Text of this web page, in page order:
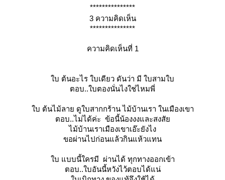
***************
3 ความคิดเห็น
***************
ความคิดเห็นที่ 1
บ ต้นอะไร ใบเดียว ดันว่า มี ใบสามใบ
ตอบ..ใบตองนั่นไงใช่ไหมพี่
บ ต้นไม้ลาย ดูใบสากกร้าน ไม้บ้านเรา ในเมืองเขา
ตอบ..ไม่ได้ค่ะ ข้อนี้น้องงงและสงสั
ไม้บ้านเราเมืองเขาเอ๊ะยังไง
ขอผ่านไปก่อนแล้วกินแห้วแทน
บ แบบนี้ใครมี ผ่านได้ ทุกทางออกเข้า
ตอบ..ใบอันนี้หวังไว้ตอบได้แน่